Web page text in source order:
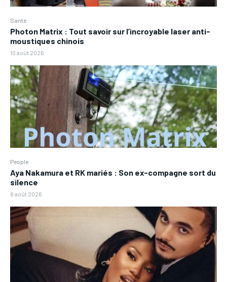
Santé
Photon Matrix : Tout savoir sur l’incroyable laser anti-
moustiques chinois
10 août 2026
People
Aya Nakamura et RK mariés : Son ex-compagne sort du
silence
8 août 2026